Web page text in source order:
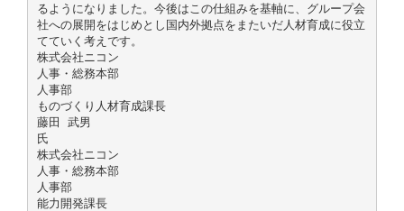
るようになりました。今後はこの仕組みを基軸に、グループ会
社への展開をはじめとし国内外拠点をまたいだ人材育成に役立
てていく考えです。
株式会社ニコン
人事・総務本部
人事部
ものづくり人材育成課長
藤田 武男
氏
株式会社ニコン
人事・総務本部
人事部
能力開発課長